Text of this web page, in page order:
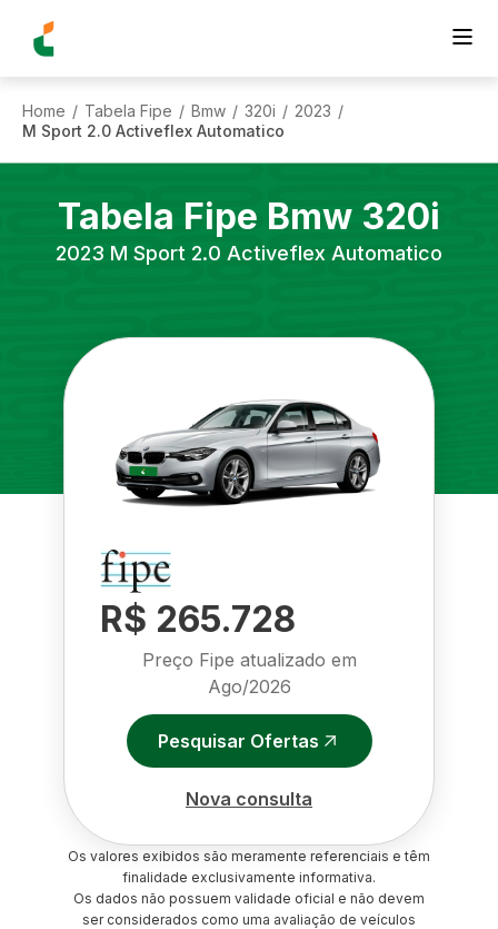
Home / Tabela Fipe / Bmw / 320i / 2023 /
M Sport 2.0 Activeflex Automatico
Tabela Fipe Bmw 320i
2023 M Sport 2.0 Activeflex Automatico
R$ 265.728
Preço Fipe atualizado em
Ago/2026
Pesquisar Ofertas
Nova consulta
Os valores exibidos são meramente referenciais e têm
finalidade exclusivamente informativa.
Os dados não possuem validade oficial e não devem
ser considerados como uma avaliação de veículos